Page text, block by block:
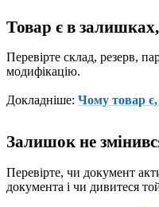
Товар є в
Перевірте склад, резерв,
модифікацію.
Докладніше: Чому товар є,
Залишок не
Перевірте, чи документ
документа і чи дивитеся